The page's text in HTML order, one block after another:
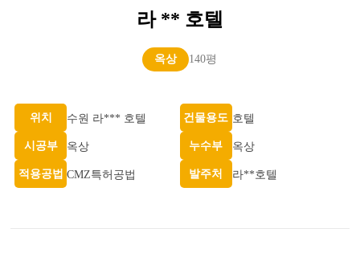
라 ** 호텔
옥상 140평
위치 수원 라*** 호텔 건물용도 호텔
시공부 옥상 누수부 옥상
적용공법 CMZ특허공법 발주처 라**호텔